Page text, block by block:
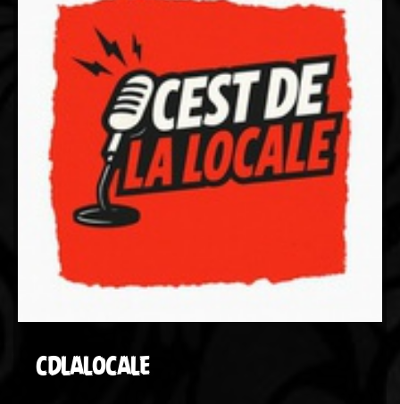
CDLALOCALE